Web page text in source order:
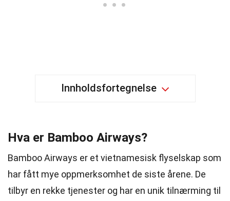
Innholdsfortegnelse
Hva er Bamboo Airways?
Bamboo Airways er et vietnamesisk flyselskap som
har fått mye oppmerksomhet de siste årene. De
tilbyr en rekke tjenester og har en unik tilnærming til